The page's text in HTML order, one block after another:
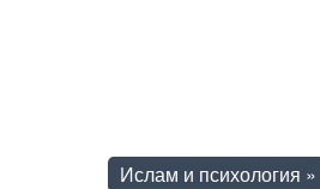
Ислам и психология »